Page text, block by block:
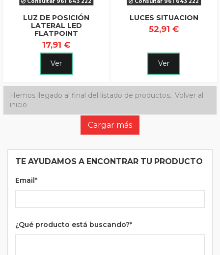
LUZ DE POSICIÓN
LATERAL LED
FLATPOINT
17,91 €
Ver
LUCES SITUACION
52,91 €
Ver
Hemos llegado al final del listado de productos.. Volver al
inicio
Cargar más
TE AYUDAMOS A ENCONTRAR TU PRODUCTO
Email*
¿Qué producto está buscando?*